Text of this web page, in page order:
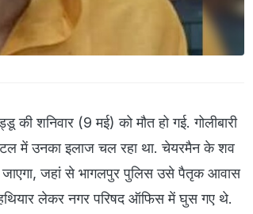
शनिवार (9 मई) को मौत हो गई. गोलीबारी
में उनका इलाज चल रहा था. चेयरमैन के शव
जाएगा, जहां से भागलपुर पुलिस उसे पैतृक आवास
लेकर नगर परिषद ऑफिस में घुस गए थे.